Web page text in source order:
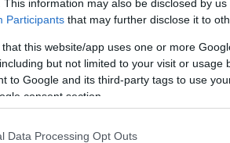
This information may also be disclosed by
Participants that may further disclose it to
that this website/app uses one or more
but not limited to your visit or usage
to Google and its third-party tags to use
consent section.
Data Processing Opt Outs
Arzachena, autisti, addetti
all’interno delle scuole.
e non è necessaria la
compilato e sottoscritto, presso
dovranno presentarsi
legale.